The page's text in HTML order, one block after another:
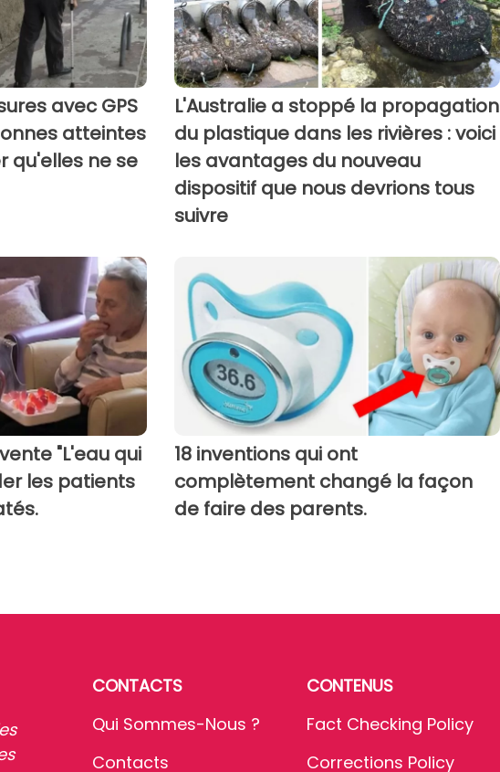
avec GPS
atteintes
qu'elles ne se
L'Australie a stoppé la propagation
du plastique dans les rivières : voici
les avantages du nouveau
dispositif que nous devrions tous
suivre
"L'eau qui
les patients
18 inventions qui ont
complètement changé la façon
de faire des parents.
CONTACTS
Qui Sommes-Nous ?
Contacts
CONTENUS
Fact Checking Policy
Corrections Policy